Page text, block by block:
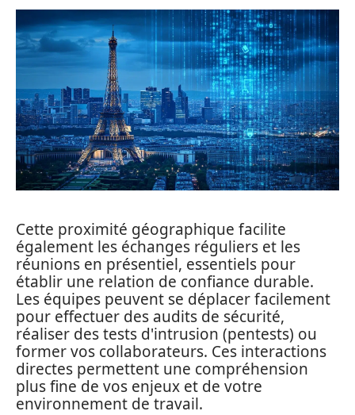
Cette proximité géographique facilite
également les échanges réguliers et les
réunions en présentiel, essentiels pour
établir une relation de confiance durable.
Les équipes peuvent se déplacer facilement
pour effectuer des audits de sécurité,
réaliser des tests d'intrusion (pentests) ou
former vos collaborateurs. Ces interactions
directes permettent une compréhension
plus fine de vos enjeux et de votre
environnement de travail.